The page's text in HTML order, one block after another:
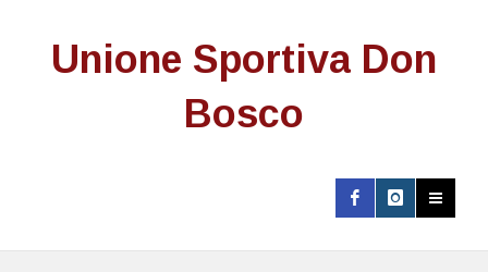
Unione Sportiva Don
Bosco